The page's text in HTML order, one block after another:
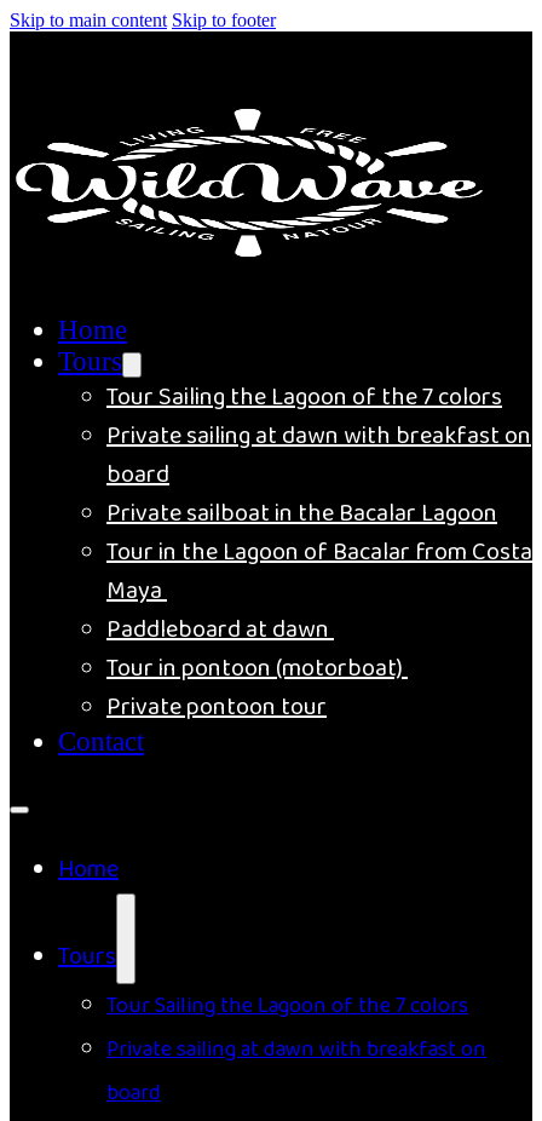
Skip to main content Skip to footer
Home
Tours
Tour Sailing the Lagoon of the 7 colors
Private sailing at dawn with breakfast on
board
Private sailboat in the Bacalar Lagoon
Tour in the Lagoon of Bacalar from Costa
Maya
Paddleboard at dawn
Tour in pontoon (motorboat)
Private pontoon tour
Contact
Home
Tours
Tour Sailing the Lagoon of the 7 colors
Private sailing at dawn with breakfast on
board